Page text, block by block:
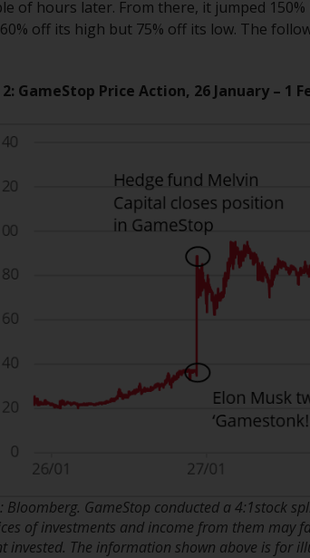
of hours later. From there, it jumped
off its high but 75% off its low. The
GameStop Price Action, 26 January – 1
Bloomberg. GameStop conducted a 4:1stock
of investments and income from them may
invested. The information shown above is for